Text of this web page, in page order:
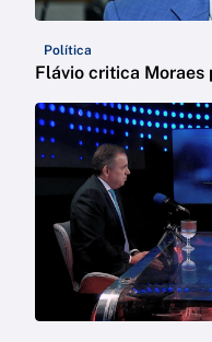
Política
Flávio critica Moraes